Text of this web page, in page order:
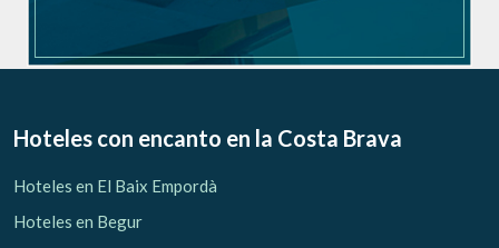
Hoteles con encanto en la Costa Brava
Hoteles en El Baix Empordà
Hoteles en Begur